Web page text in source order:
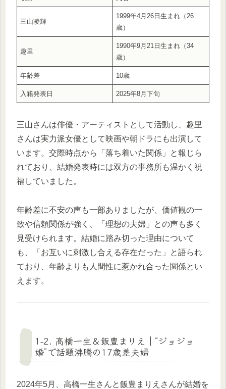
三山凌輝
1999年4月26日生まれ（26
歳）
趣里
1990年9月21日生まれ（34
歳）
年齢差 10歳
入籍発表日 2025年8月下旬
三山さんは俳優・アーティストとして活動し、趣里
さんは実力派女優として映画や朝ドラにも出演して
います。交際時点から「落ち着いた関係」と報じら
れており、結婚発表時には双方の事務所も温かく祝
福していました。
年齢差に不安の声も一部ありましたが、価値観の一
致や信頼関係が強く、「理想の夫婦」との声も多く
見受けられます。結婚に踏み切った理由について
も、「お互いに刺激し合える存在だった」と語られ
ており、年齢よりも人間性に惹かれ合った関係とい
えます。
1-2. 高橋一生＆飯豊まりえ｜“ジョジョ
婚”で話題沸騰の17歳差夫婦
2024年5月、高橋一生さんと飯豊まりえさんが結婚を